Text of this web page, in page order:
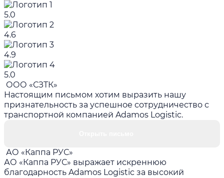
5.0
4.6
4.9
5.0
ООО «СЗТК»
Настоящим письмом хотим выразить нашу
признательность за успешное сотрудничество с
транспортной компанией Adamos Logistic.
АО «Каппа РУС»
АО «Каппа РУС» выражает искреннюю
благодарность Adamos Logistic за высокий